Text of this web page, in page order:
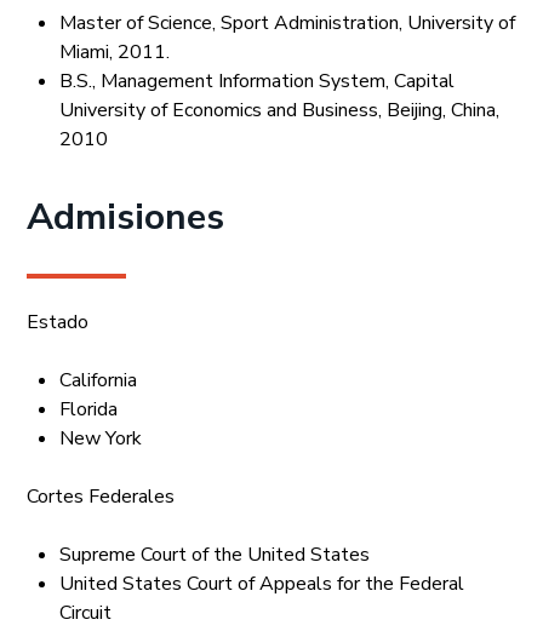
Master of Science, Sport Administration, University of
Miami, 2011.
B.S., Management Information System, Capital
University of Economics and Business, Beijing, China,
2010
Admisiones
Estado
California
Florida
New York
Cortes Federales
Supreme Court of the United States
United States Court of Appeals for the Federal
Circuit